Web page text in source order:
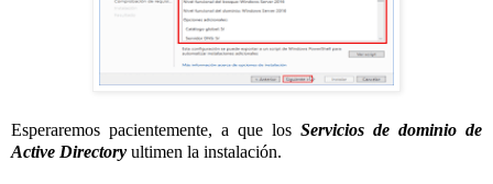
Esperaremos pacientemente, a que los Servicios de dominio de
Active Directory ultimen la instalación.